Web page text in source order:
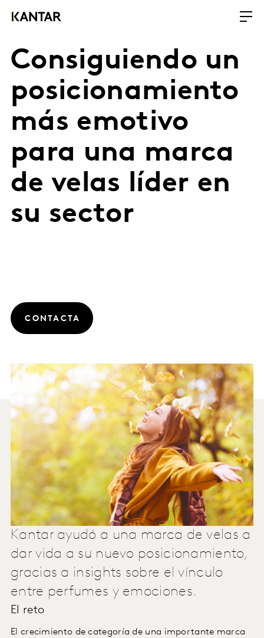
Consiguiendo un
posicionamiento
más emotivo
para una marca
de velas líder en
su sector
CONTACTA
Kantar ayudó a una marca de velas a
dar vida a su nuevo posicionamiento,
gracias a insights sobre el vínculo
entre perfumes y emociones.
El reto
El crecimiento de categoría de una importante marca